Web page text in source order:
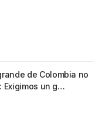
de Colombia no
Exigimos un g…